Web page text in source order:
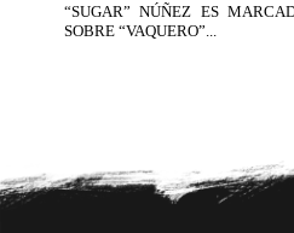
“SUGAR” NÚÑEZ ES
SOBRE “VAQUERO”...